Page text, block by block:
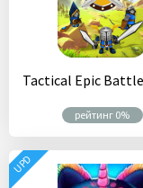
рейтинг 0%
UPD